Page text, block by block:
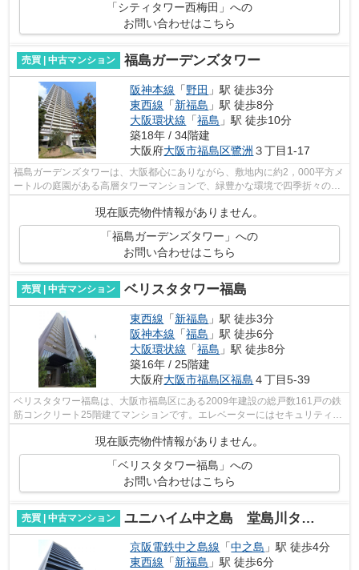
「シティタワー西梅田」への
お問い合わせはこちら
売買 | 中古マンション 福島ガーデンズタワー
阪神本線 「野田 」駅 徒歩3分
東西線 「新福島 」駅 徒歩8分
大阪環状線 「福島 」駅 徒歩10分
築18年 / 34階建
大阪府大阪市福島区鷺洲 ３丁目1-17
福島ガーデンズタワーは、大阪都心にありながら、敷地内に約2，000平方メ
ートルの庭園がある高層タワーマンションで、緑豊かな環境で四季折々の自
現在販売物件情報がありません。
「福島ガーデンズタワー」への
お問い合わせはこちら
売買 | 中古マンション ベリスタタワー福島
東西線 「新福島 」駅 徒歩3分
阪神本線 「福島 」駅 徒歩6分
大阪環状線 「福島 」駅 徒歩8分
築16年 / 25階建
大阪府大阪市福島区福島 ４丁目5-39
ベリスタタワー福島は、大阪市福島区にある2009年建設の総戸数161戸の鉄
筋コンクリート25階建てマンションです。エレベーターにはセキュリティシ
現在販売物件情報がありません。
「ベリスタタワー福島」への
お問い合わせはこちら
売買 | 中古マンション ユニハイム中之島 堂島川タワーレジデンス
京阪電鉄中之島線 「中之島 」駅 徒歩4分
東西線 「新福島 」駅 徒歩6分